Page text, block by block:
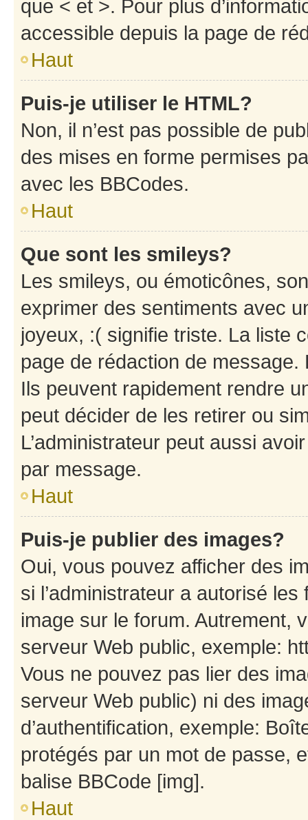
que < et >. Pour plus
accessible depuis la page de
Haut
Puis-je utiliser le HTML?
Non, il n’est pas possible de
des mises en forme permises
avec les BBCodes.
Haut
Que sont les smileys?
Les smileys, ou émoticônes,
exprimer des sentiments avec
joyeux, :( signifie triste. La liste
page de rédaction de
Ils peuvent rapidement rendre
peut décider de les retirer ou
L’administrateur peut aussi
par message.
Haut
Puis-je publier des images?
Oui, vous pouvez afficher des
si l’administrateur a autorisé
image sur le forum. Autrement,
serveur Web public, exemple:
Vous ne pouvez pas lier des
serveur Web public) ni des
d’authentification, exemple:
protégés par un mot de passe,
balise BBCode [img].
Haut